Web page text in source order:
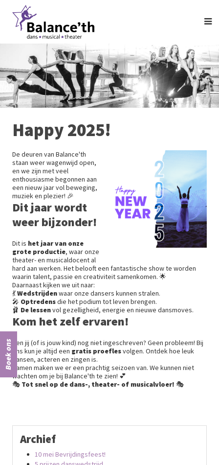
Boek ons
Happy 2025!
De deuren van Balance'th
staan weer wagenwijd open,
en we zijn met veel
enthousiasme begonnen aan
een nieuw jaar vol beweging,
muziek en plezier! 🎉
Dit jaar wordt
weer bijzonder!
Dit is het jaar van onze
grote productie, waar onze
theater- en musicaldocent al
hard aan werken. Het belooft een fantastische show te worden
waarin talent, passie en creativiteit samenkomen. 🌟
Daarnaast kijken we uit naar:
💃Wedstrijdenwaar onze dansers kunnen stralen.
🎤 Optredensdie het podium tot leven brengen.
🩰 De lessenvol gezelligheid, energie en nieuwe dansmoves.
Kom het zelf ervaren!
Ben jij (of is jouw kind) nog niet ingeschreven? Geen probleem! Bij
ons kun je altijd een gratis proeflesvolgen. Ontdek hoe leuk
dansen, acteren en zingen is.
Samen maken we er een prachtig seizoen van. We kunnen niet
wachten om je bij Balance'th te zien! 💕
🎭 Tot snel op de dans-, theater- of musicalvloer! 🎭
Archief
10 mei Bevrijdingsfeest!